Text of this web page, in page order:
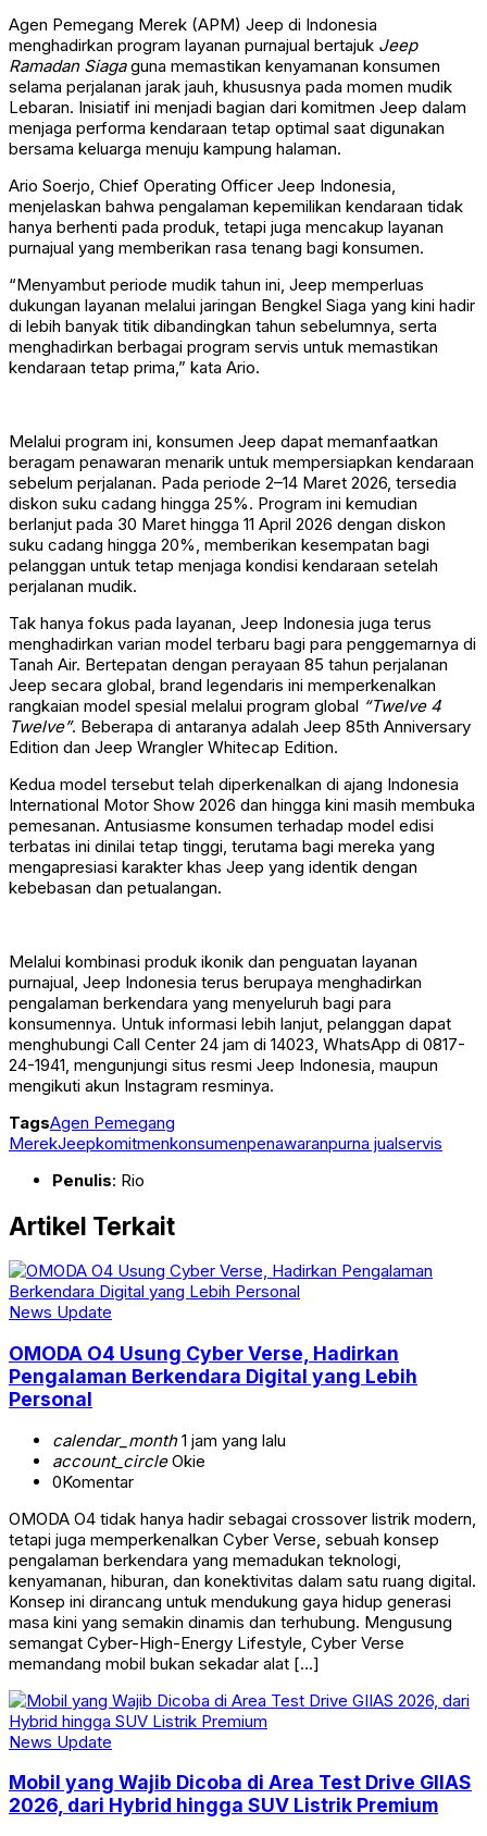
Agen Pemegang Merek (APM) Jeep di Indonesia
menghadirkan program layanan purnajual bertajuk Jeep
Ramadan Siagaguna memastikan kenyamanan konsumen
selama perjalanan jarak jauh, khususnya pada momen mudik
Lebaran. Inisiatif ini menjadi bagian dari komitmen Jeep dalam
menjaga performa kendaraan tetap optimal saat digunakan
bersama keluarga menuju kampung halaman.
Ario Soerjo, Chief Operating Officer Jeep Indonesia,
menjelaskan bahwa pengalaman kepemilikan kendaraan tidak
hanya berhenti pada produk, tetapi juga mencakup layanan
purnajual yang memberikan rasa tenang bagi konsumen.
“Menyambut periode mudik tahun ini, Jeep memperluas
dukungan layanan melalui jaringan Bengkel Siaga yang kini hadir
di lebih banyak titik dibandingkan tahun sebelumnya, serta
menghadirkan berbagai program servis untuk memastikan
kendaraan tetap prima,” kata Ario.
Melalui program ini, konsumen Jeep dapat memanfaatkan
beragam penawaran menarik untuk mempersiapkan kendaraan
sebelum perjalanan. Pada periode 2–14 Maret 2026, tersedia
diskon suku cadang hingga 25%. Program ini kemudian
berlanjut pada 30 Maret hingga 11 April 2026 dengan diskon
suku cadang hingga 20%, memberikan kesempatan bagi
pelanggan untuk tetap menjaga kondisi kendaraan setelah
perjalanan mudik.
Tak hanya fokus pada layanan, Jeep Indonesia juga terus
menghadirkan varian model terbaru bagi para penggemarnya di
Tanah Air. Bertepatan dengan perayaan 85 tahun perjalanan
Jeep secara global, brand legendaris ini memperkenalkan
rangkaian model spesial melalui program global “Twelve 4
Twelve”. Beberapa di antaranya adalah Jeep 85th Anniversary
Edition dan Jeep Wrangler Whitecap Edition.
Kedua model tersebut telah diperkenalkan di ajang Indonesia
International Motor Show 2026 dan hingga kini masih membuka
pemesanan. Antusiasme konsumen terhadap model edisi
terbatas ini dinilai tetap tinggi, terutama bagi mereka yang
mengapresiasi karakter khas Jeep yang identik dengan
kebebasan dan petualangan.
Melalui kombinasi produk ikonik dan penguatan layanan
purnajual, Jeep Indonesia terus berupaya menghadirkan
pengalaman berkendara yang menyeluruh bagi para
konsumennya. Untuk informasi lebih lanjut, pelanggan dapat
menghubungi Call Center 24 jam di 14023, WhatsApp di 0817-
24-1941, mengunjungi situs resmi Jeep Indonesia, maupun
mengikuti akun Instagram resminya.
TagsAgen Pemegang
MerekJeepkomitmenkonsumenpenawaranpurna jualservis
Penulis: Rio
Artikel Terkait
News Update
OMODA O4 Usung Cyber Verse, Hadirkan
Pengalaman Berkendara Digital yang Lebih
Personal
calendar_month1 jam yang lalu
account_circleOkie
0Komentar
OMODA O4 tidak hanya hadir sebagai crossover listrik modern,
tetapi juga memperkenalkan Cyber Verse, sebuah konsep
pengalaman berkendara yang memadukan teknologi,
kenyamanan, hiburan, dan konektivitas dalam satu ruang digital.
Konsep ini dirancang untuk mendukung gaya hidup generasi
masa kini yang semakin dinamis dan terhubung. Mengusung
semangat Cyber-High-Energy Lifestyle, Cyber Verse
memandang mobil bukan sekadar alat […]
News Update
Mobil yang Wajib Dicoba di Area Test Drive GIIAS
2026, dari Hybrid hingga SUV Listrik Premium